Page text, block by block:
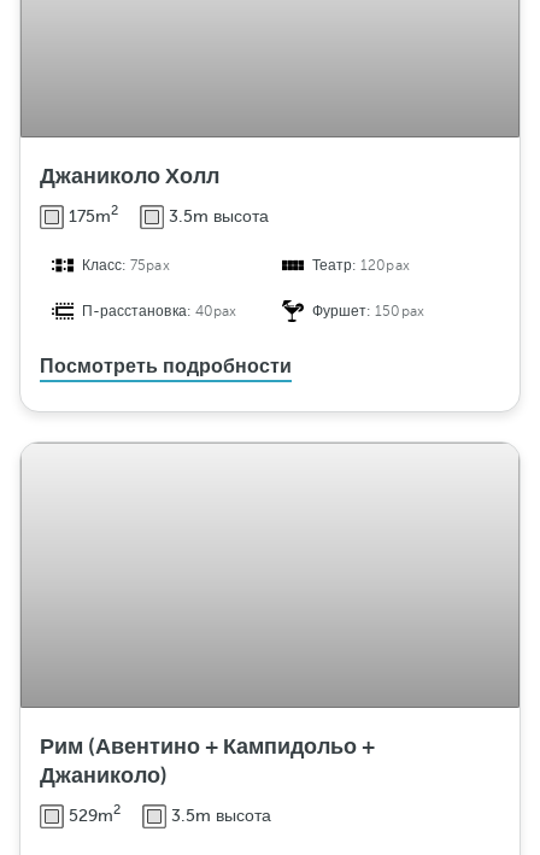
Джаниколо Холл
175m2 3.5m высота
Класс:75pax Театр:120pax
П-расстановка: 40pax Фуршет:150pax
Посмотреть подробности
Рим (Авентино + Кампидольо +
Джаниколо)
529m2 3.5m высота